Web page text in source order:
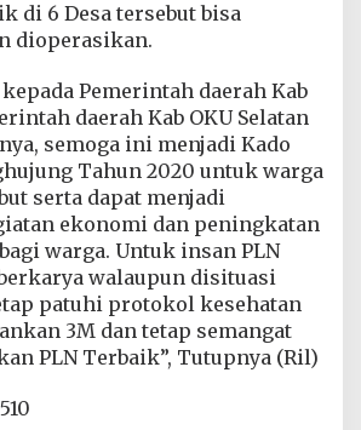
di 6 Desa tersebut bisa
dioperasikan.
Pemerintah daerah Kab
daerah Kab OKU Selatan
semoga ini menjadi Kado
Tahun 2020 untuk warga
serta dapat menjadi
ekonomi dan peningkatan
warga. Untuk insan PLN
walaupun disituasi
patuhi protokol kesehatan
3M dan tetap semangat
PLN Terbaik”, Tutupnya (Ril)
510